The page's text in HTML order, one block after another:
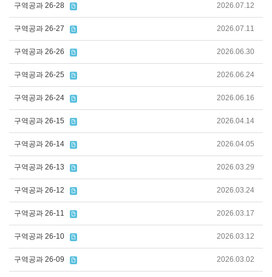
구역공과 26-28 2026.07.12
구역공과 26-27 2026.07.11
구역공과 26-26 2026.06.30
구역공과 26-25 2026.06.24
구역공과 26-24 2026.06.16
구역공과 26-15 2026.04.14
구역공과 26-14 2026.04.05
구역공과 26-13 2026.03.29
구역공과 26-12 2026.03.24
구역공과 26-11 2026.03.17
구역공과 26-10 2026.03.12
구역공과 26-09 2026.03.02